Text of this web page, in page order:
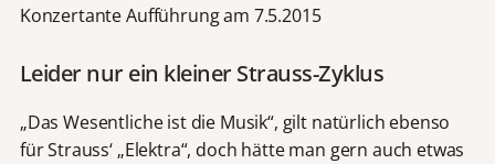
Konzertante Aufführung am 7.5.2015
Leider nur ein kleiner Strauss-Zyklus
„Das Wesentliche ist die Musik“, gilt natürlich ebenso
für Strauss‘ „Elektra“, doch hätte man gern auch etwas